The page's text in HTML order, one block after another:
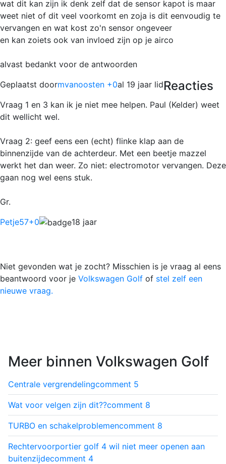
wat dit kan zijn ik denk zelf dat de sensor kapot is maar
weet niet of dit veel voorkomt en zoja is dit eenvoudig te
vervangen en wat kost zo'n sensor ongeveer
en kan zoiets ook van invloed zijn op je airco
alvast bedankt voor de antwoorden
Geplaatst doormvanoosten +0al 19 jaar lidReacties
Vraag 1 en 3 kan ik je niet mee helpen. Paul (Kelder) weet
dit wellicht wel.
Vraag 2: geef eens een (echt) flinke klap aan de
binnenzijde van de achterdeur. Met een beetje mazzel
werkt het dan weer. Zo niet: electromotor vervangen. Deze
gaan nog wel eens stuk.
Gr.
Petje57+0 18 jaar
Niet gevonden wat je zocht? Misschien is je vraag al eens
beantwoord voor je Volkswagen Golf of stel zelf een
nieuwe vraag.
Meer binnen Volkswagen Golf
Centrale vergrendelingcomment 5
Wat voor velgen zijn dit??comment 8
TURBO en schakelproblemencomment 8
Rechtervoorportier golf 4 wil niet meer openen aan
buitenzijdecomment 4